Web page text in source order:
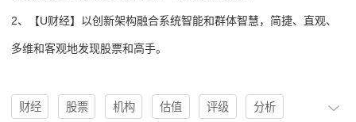
2、【U财经】以创新架构融合系统智能和群体智慧，简捷、直观、
多维和客观地发现股票和高手。
财经 股票 机构 估值 评级 分析